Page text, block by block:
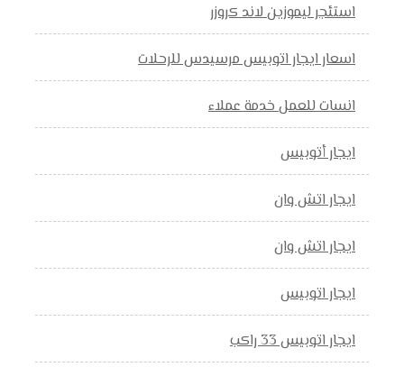
استئجر ليموزين لاند كروزر
اسعار ايجار اتوبيس مرسيدس للرحلات
انسات للعمل خدمة عملاء
ايجار أتوبيس
ايجار اتش وان
ايجار اتش وان
ايجار اتوبيس
ايجار اتوبيس 33 راكب